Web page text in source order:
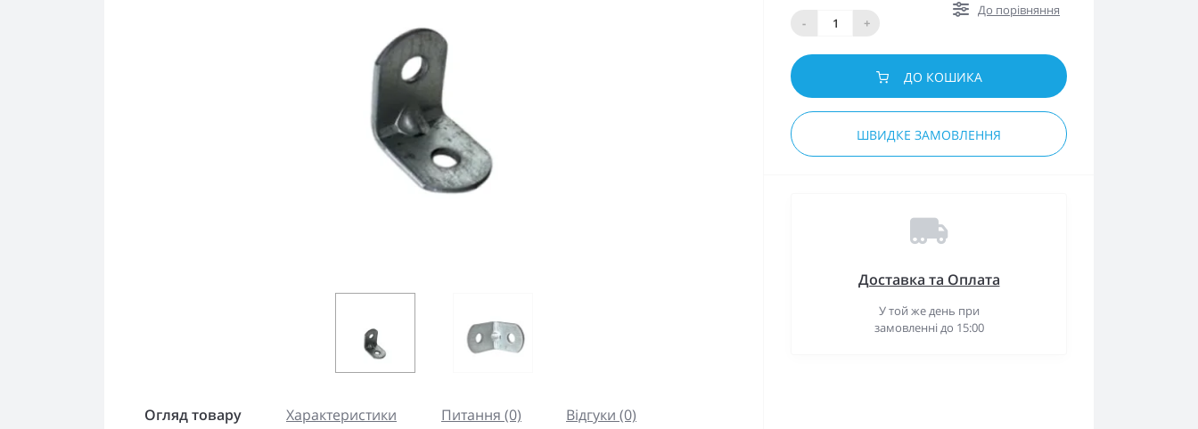
Огляд товару Характеристики Питання (0)
Відгуки (0)
- +
До порівняння
ДО КОШИКА
ШВИДКЕ ЗАМОВЛЕННЯ
Доставка та Оплата
У той же день при
замовленні до 15:00